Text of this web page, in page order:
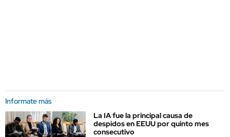
Informate más
La IA fue la principal causa de
despidos en EEUU por quinto mes
consecutivo